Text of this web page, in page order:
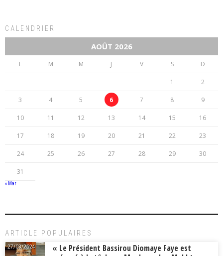
CALENDRIER
AOÛT 2026
L M M J V S D
1 2
3 4 5 6 7 8 9
10 11 12 13 14 15 16
17 18 19 20 21 22 23
24 25 26 27 28 29 30
31
« Mar
ARTICLE POPULAIRES
27/03/2024
« Le Président Bassirou Diomaye Faye est